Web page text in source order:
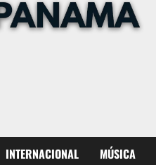
INTERNACIONAL MÚSICA